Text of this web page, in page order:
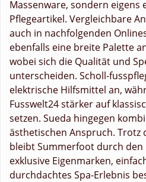
Massenware, sondern eigens
Pflegeartikel. Vergleichbare
auch in nachfolgenden
ebenfalls eine breite Palette
wobei sich die Qualität und
unterscheiden. Scholl-
elektrische Hilfsmittel an,
Fusswelt24 stärker auf
setzen. Sueda hingegen
ästhetischen Anspruch. Trotz
bleibt Summerfoot durch den
exklusive Eigenmarken,
durchdachtes Spa-Erlebnis